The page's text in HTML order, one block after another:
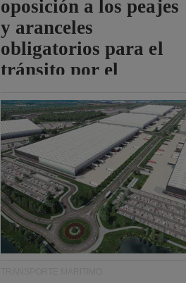
oposición a los peajes
y aranceles
obligatorios para el
tránsito por el